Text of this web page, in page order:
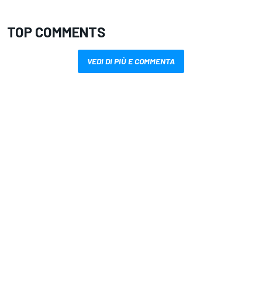
TOP COMMENTS
VEDI DI PIÙ E COMMENTA